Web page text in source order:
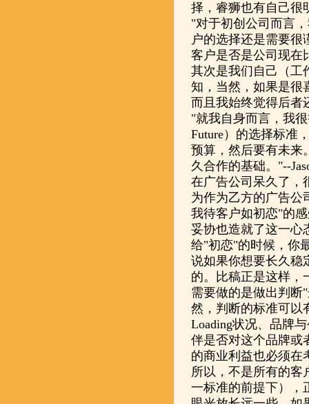
择，睿狮也有自己很
"对于初创公司而言
户的选择还是需要
客户是否是公司现在
其次是我们自己（工
知，当然，如果是很
而且我始终觉得后者
"就我自身而言，我
Future）的选择标准
预算，然后要有未来
久合作的基础。"--
在广告公司呆久了，
为作为乙方的广告公
我待客户如初恋"的
妥协也造就了这一心
给"初恋"的时候，你
说如果你想要长久稳
的。比稿正是这样，
需要做的是做出判断
然，判断的标准可以
Loading状况、品牌
伴是否对这个品牌或
的商业利益也必须在
所以，不是所有的客
一标准的前提下），